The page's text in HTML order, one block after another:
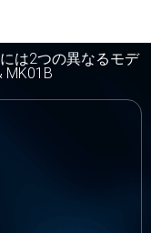
は2つの異なるモデ
MK01B